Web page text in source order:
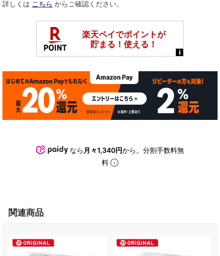
詳しくは こちら からご確認ください。
なら 月々1,340円から。分割手数料無
料
関連商品